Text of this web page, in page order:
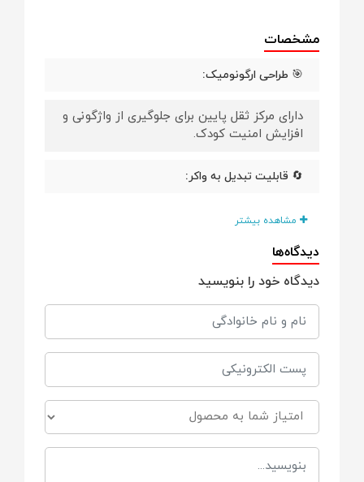
مشخصات
🎯 طراحی ارگونومیک:
دارای مرکز ثقل پایین برای جلوگیری از واژگونی و
افزایش امنیت کودک.
🔄 قابلیت تبدیل به واکر:
قابلیت تنظیم و تغییر حالت متناسب با رشد
🛋️ صندلی ضد حساسیت:
استفاده از پارچه‌های تنفس‌پذیر و نرم برای
جلوگیری از تعریق و اگزما.
🎵 سینی بازی آموزشی:
مجهز به اسباب‌بازی‌های موزیکال و چرخ‌دنده‌ای
برای تقویت مهارت‌های حرکتی ظریف.
مشاهده بیشتر
دیدگاه‌ها
دیدگاه خود را بنویسید